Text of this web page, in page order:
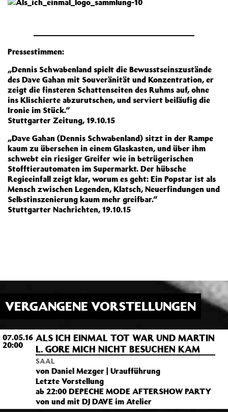
Pressestimmen:
„Dennis Schwabenland spielt die Bewusstseinszustände
des Dave Gahan mit Souveränität und Konzentration, er
zeigt die finsteren Schattenseiten des Ruhms auf, ohne
ins Klischierte abzurutschen, und serviert beiläufig die
Ironie im Stück.“
Stuttgarter Zeitung, 19.10.15
„Dave Gahan (Dennis Schwabenland) sitzt in der Rampe
kaum zu übersehen in einem Glaskasten, und über ihm
schwebt ein riesiger Greifer wie in betrügerischen
Stofftierautomaten im Supermarkt. Der hübsche
Regieeinfall zeigt klar, worum es geht: Ein Popstar ist als
Mensch zwischen Legenden, Klatsch, Neuerfindungen und
Selbstinszenierung kaum mehr greifbar.“
Stuttgarter Nachrichten, 19.10.15
VERGANGENE VORSTELLUNGEN
07.05.16
20:00
ALS ICH EINMAL TOT WAR UND MARTIN
L. GORE MICH NICHT BESUCHEN KAM
SAAL
von Daniel Mezger | Uraufführung
Letzte Vorstellung
ab 22:00 DEPECHE MODE AFTERSHOW PARTY
von und mit DJ DAVE im Atelier